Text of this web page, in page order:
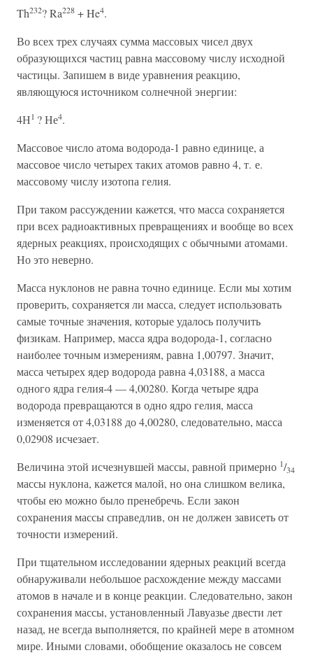
Th232? Ra228 + He4.
Во всех трех случаях сумма массовых чисел двух
образующихся частиц равна массовому числу исходной
частицы. Запишем в виде уравнения реакцию,
являющуюся источником солнечной энергии:
4Н1 ? Не4.
Массовое число атома водорода-1 равно единице, а
массовое число четырех таких атомов равно 4, т. е.
массовому числу изотопа гелия.
При таком рассуждении кажется, что масса сохраняется
при всех радиоактивных превращениях и вообще во всех
ядерных реакциях, происходящих с обычными атомами.
Но это неверно.
Масса нуклонов не равна точно единице. Если мы хотим
проверить, сохраняется ли масса, следует использовать
самые точные значения, которые удалось получить
физикам. Например, масса ядра водорода-1, согласно
наиболее точным измерениям, равна 1,00797. Значит,
масса четырех ядер водорода равна 4,03188, а масса
одного ядра гелия-4 — 4,00280. Когда четыре ядра
водорода превращаются в одно ядро гелия, масса
изменяется от 4,03188 до 4,00280, следовательно, масса
0,02908 исчезает.
Величина этой исчезнувшей массы, равной примерно 1/34
массы нуклона, кажется малой, но она слишком велика,
чтобы ею можно было пренебречь. Если закон
сохранения массы справедлив, он не должен зависеть от
точности измерений.
При тщательном исследовании ядерных реакций всегда
обнаруживали небольшое расхождение между массами
атомов в начале и в конце реакции. Следовательно, закон
сохранения массы, установленный Лавуазье двести лет
назад, не всегда выполняется, по крайней мере в атомном
мире. Иными словами, обобщение оказалось не совсем